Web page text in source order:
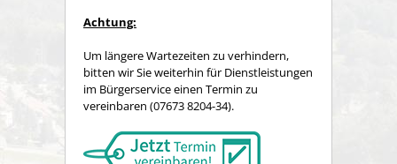
Achtung:
Um längere Wartezeiten zu verhindern,
bitten wir Sie weiterhin für Dienstleistungen
im Bürgerservice einen Termin zu
vereinbaren (07673 8204-34).